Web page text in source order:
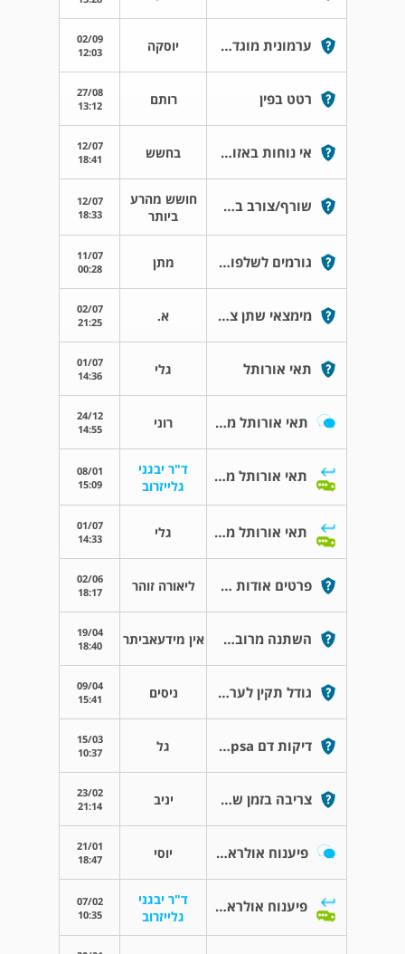
ערמונית מוגדלת - התרופה ערמוניה ? יוסקה
02/09
12:03
רטט בפין רותם
27/08
13:12
אי נוחות באזור המפשעה והפין בחשש
12/07
18:41
שורף/צורב בעור הים ובאזור הכיפה
חושש מהרע
ביותר
12/07
18:33
גורמים לשלפוחית רגיזה? מתן
11/07
00:28
מימצאי שתן ציטולוגיה א.
02/07
21:25
תאי אורותל גלי
01/07
14:36
תאי אורותל מגורים רוני
24/12
14:55
תאי אורותל מגורים
ד"ר יבגני
גלייזרוב
08/01
15:09
תאי אורותל מנוונים גלי
01/07
14:33
פרטים אודות ד"ר טל מאי ליאורה זוהר
02/06
18:17
השתנה מרובה כל שעה,(חצי כוס חד םעמית) אין מידעאביתר
19/04
18:40
גודל תקין לערמונית ניסים
09/04
15:41
דיקות דם psa מעל 13 גל
15/03
10:37
צריבה בזמן שפיכה יניב
23/02
21:14
פיענוח אולראסאונד אשכים יוסי
21/01
18:47
פיענוח אולראסאונד אשכים
ד"ר יבגני
גלייזרוב
07/02
10:35